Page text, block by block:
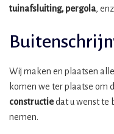
tuinafsluiting, pergola,
Wij maken en plaatsen
komen we ter plaatse om
constructiedat u wenst te
nemen.